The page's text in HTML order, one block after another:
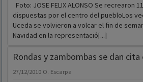
Foto: JOSE FELIX ALONSO Se recrearon
dispuestas por el centro del puebloLos
Uceda se volvieron a volcar el fin de
Navidad en la representació[...]
Rondas y zambombas se dan cita
27/12/2010 O. Escarpa